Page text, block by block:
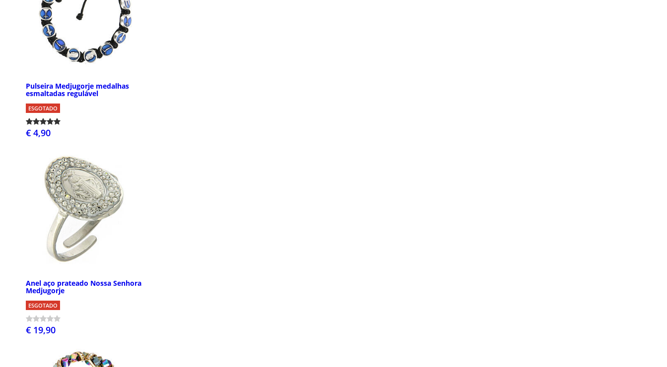
Pulseira Medjugorje medalhas
esmaltadas regulável
ESGOTADO
€ 4,90
Anel aço prateado Nossa Senhora
Medjugorje
ESGOTADO
€ 19,90